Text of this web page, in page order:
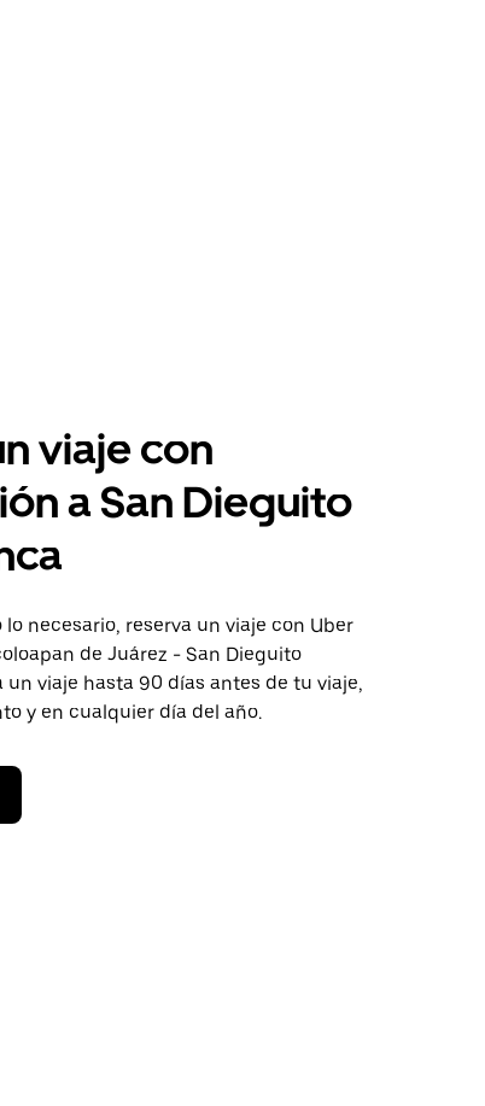
viaje con
a San Dieguito
necesario, reserva un viaje con Uber
de Juárez - San Dieguito
un viaje hasta 90 días antes de tu viaje,
y en cualquier día del año.